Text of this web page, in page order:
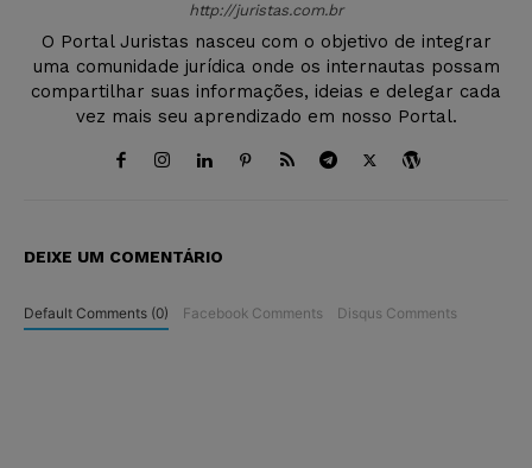
http://juristas.com.br
O Portal Juristas nasceu com o objetivo de integrar
uma comunidade jurídica onde os internautas possam
compartilhar suas informações, ideias e delegar cada
vez mais seu aprendizado em nosso Portal.
DEIXE UM COMENTÁRIO
Default Comments (0) Facebook Comments Disqus Comments